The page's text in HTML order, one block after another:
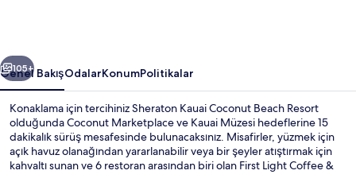
Sonraki
105+
Genel BakışOdalarKonumPolitikalar
Konaklama için tercihiniz Sheraton Kauai Coconut Beach Resort
olduğunda Coconut Marketplace ve Kauai Müzesi hedeflerine 15
dakikalık sürüş mesafesinde bulunacaksınız. Misafirler, yüzmek için
açık havuz olanağından yararlanabilir veya bir şeyler atıştırmak için
kahvaltı sunan ve 6 restoran arasından biri olan First Light Coffee &